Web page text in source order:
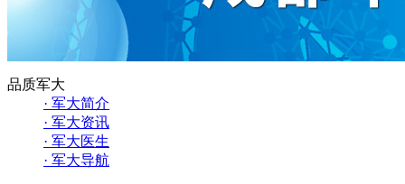
品质军大
· 军大简介
· 军大资讯
· 军大医生
· 军大导航